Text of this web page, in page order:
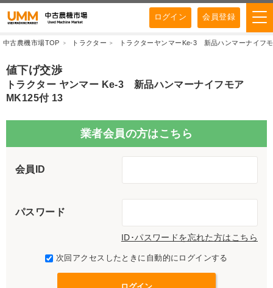
ログイン 会員登録
中古農機市場TOP トラクター トラクターヤンマーKe-3 新品ハンマーナイフ
値下げ交渉
トラクター ヤンマー Ke-3 新品ハンマーナイフモア
MK125付 13
業者会員の方はこちら
会員ID
パスワード
ID･パスワードを忘れた方はこちら
次回アクセスしたときに自動的にログインする